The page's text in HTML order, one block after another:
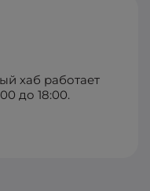
хаб работает
до 18:00.